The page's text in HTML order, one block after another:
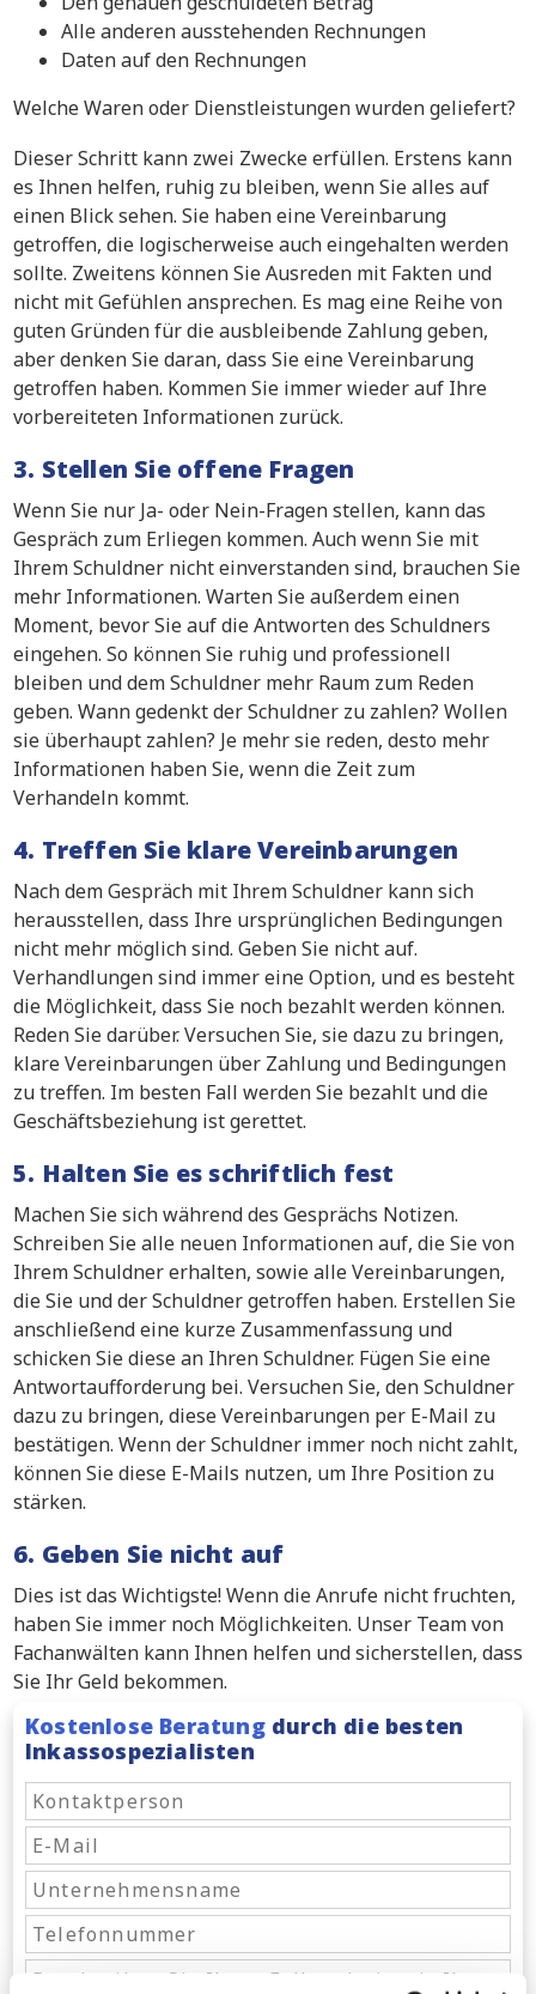
Alle anderen ausstehenden Rechnungen
Daten auf den Rechnungen
Welche Waren oder Dienstleistungen wurden geliefert?
Dieser Schritt kann zwei Zwecke erfüllen. Erstens kann
es Ihnen helfen, ruhig zu bleiben, wenn Sie alles auf
einen Blick sehen. Sie haben eine Vereinbarung
getroffen, die logischerweise auch eingehalten werden
sollte. Zweitens können Sie Ausreden mit Fakten und
nicht mit Gefühlen ansprechen. Es mag eine Reihe von
guten Gründen für die ausbleibende Zahlung geben,
aber denken Sie daran, dass Sie eine Vereinbarung
getroffen haben. Kommen Sie immer wieder auf Ihre
vorbereiteten Informationen zurück.
3. Stellen Sie offene Fragen
Wenn Sie nur Ja- oder Nein-Fragen stellen, kann das
Gespräch zum Erliegen kommen. Auch wenn Sie mit
Ihrem Schuldner nicht einverstanden sind, brauchen Sie
mehr Informationen. Warten Sie außerdem einen
Moment, bevor Sie auf die Antworten des Schuldners
eingehen. So können Sie ruhig und professionell
bleiben und dem Schuldner mehr Raum zum Reden
geben. Wann gedenkt der Schuldner zu zahlen? Wollen
sie überhaupt zahlen? Je mehr sie reden, desto mehr
Informationen haben Sie, wenn die Zeit zum
Verhandeln kommt.
4. Treffen Sie klare Vereinbarungen
Nach dem Gespräch mit Ihrem Schuldner kann sich
herausstellen, dass Ihre ursprünglichen Bedingungen
nicht mehr möglich sind. Geben Sie nicht auf.
Verhandlungen sind immer eine Option, und es besteht
die Möglichkeit, dass Sie noch bezahlt werden können.
Reden Sie darüber. Versuchen Sie, sie dazu zu bringen,
klare Vereinbarungen über Zahlung und Bedingungen
zu treffen. Im besten Fall werden Sie bezahlt und die
Geschäftsbeziehung ist gerettet.
5. Halten Sie es schriftlich fest
Machen Sie sich während des Gesprächs Notizen.
Schreiben Sie alle neuen Informationen auf, die Sie von
Ihrem Schuldner erhalten, sowie alle Vereinbarungen,
die Sie und der Schuldner getroffen haben. Erstellen Sie
anschließend eine kurze Zusammenfassung und
schicken Sie diese an Ihren Schuldner. Fügen Sie eine
Antwortaufforderung bei. Versuchen Sie, den Schuldner
dazu zu bringen, diese Vereinbarungen per E-Mail zu
bestätigen. Wenn der Schuldner immer noch nicht zahlt,
können Sie diese E-Mails nutzen, um Ihre Position zu
stärken.
6. Geben Sie nicht auf
Dies ist das Wichtigste! Wenn die Anrufe nicht fruchten,
haben Sie immer noch Möglichkeiten. Unser Team von
Fachanwälten kann Ihnen helfen und sicherstellen, dass
Sie Ihr Geld bekommen.
Kostenlose Beratungdurch die besten
Inkassospezialisten